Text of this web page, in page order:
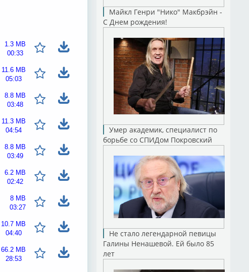
1.3 MB
00:33
11.6 MB
05:03
8.8 MB
03:48
11.3 MB
04:54
8.8 MB
03:49
6.2 MB
02:42
8 MB
03:27
10.7 MB
04:40
66.2 MB
28:53
Майкл Генри "Нико" Макбрэйн -
С Днем рождения!
Умер академик, специалист по
борьбе со СПИДом Покровский
Не стало легендарной певицы
Галины Ненашевой. Ей было 85
лет